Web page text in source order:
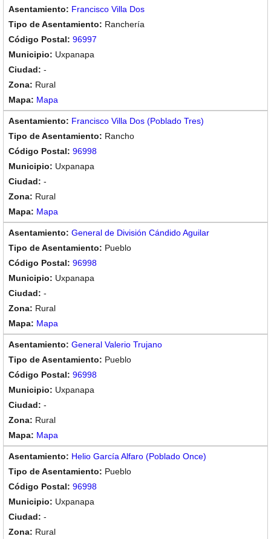
Francisco Villa Dos
Ranchería
96997
Uxpanapa
-
Rural
Mapa
Francisco Villa Dos (Poblado Tres)
Rancho
96998
Uxpanapa
-
Rural
Mapa
General de División Cándido Aguilar
Pueblo
96998
Uxpanapa
-
Rural
Mapa
General Valerio Trujano
Pueblo
96998
Uxpanapa
-
Rural
Mapa
Helio García Alfaro (Poblado Once)
Pueblo
96998
Uxpanapa
-
Rural